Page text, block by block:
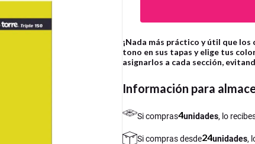
¡Nada más práctico y útil que
tono en sus tapas y elige tus
asignarlos a cada sección,
Información para
Si compras4unidades, lo
Si compras desde24unidades,